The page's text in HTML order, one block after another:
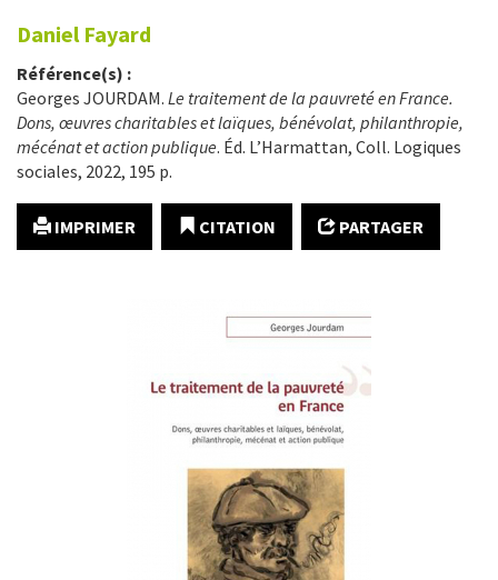
Daniel Fayard
Référence(s) :
Georges JOURDAM. Le traitement de la pauvreté en France.
Dons, œuvres charitables et laïques, bénévolat, philanthropie,
mécénat et action publique. Éd. L’Harmattan, Coll. Logiques
sociales, 2022, 195 p.
IMPRIMER CITATION PARTAGER